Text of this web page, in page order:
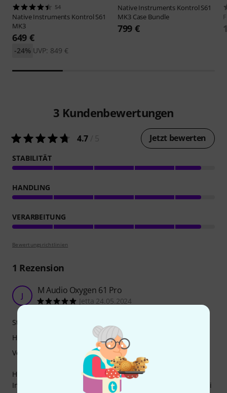
54
Native Instruments Kontrol S61
MK3
649 €
UVP: 849 €
-24%
Native Instruments Kontrol S61
MK3 Case Bundle
799 €
3 Kundenbewertungen
4.7 Jetzt bewerten
STABILITÄT
HANDLING
VERARBEITUNG
Bewertungsrichtlinien
1 Rezension
J M Audio Oxygen 61 Pro
Jetta 24.05.2024
Hab mir das Case für das M Audio Oxygen 61 Pro gekauft.
In der Breite ist es etwas zu groß für das Keyboard, was bei
Stabilität
Handling
Verarbeitung